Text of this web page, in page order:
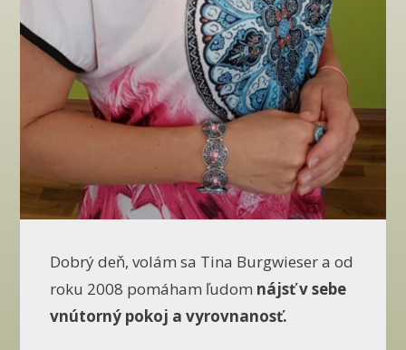
Dobrý deň, volám sa Tina Burgwieser a od
roku 2008 pomáham ľudom nájsť v sebe
vnútorný pokoj a vyrovnanosť.